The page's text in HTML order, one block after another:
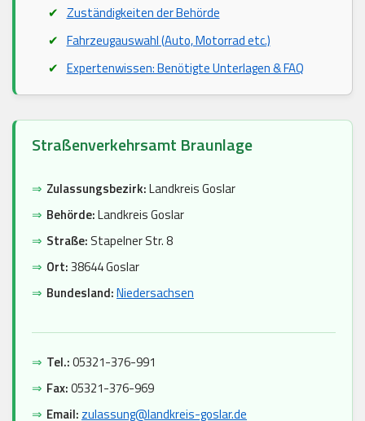
Zuständigkeiten der Behörde
Fahrzeugauswahl (Auto, Motorrad etc.)
Expertenwissen: Benötigte Unterlagen & FAQ
Straßenverkehrsamt Braunlage
⇒ Zulassungsbezirk:Landkreis Goslar
⇒ Behörde:Landkreis Goslar
⇒ Straße: Stapelner Str. 8
⇒ Ort:38644 Goslar
⇒ Bundesland:Niedersachsen
⇒ Tel.:05321-376-991
⇒ Fax:05321-376-969
⇒ Email: zulassung@landkreis-goslar.de